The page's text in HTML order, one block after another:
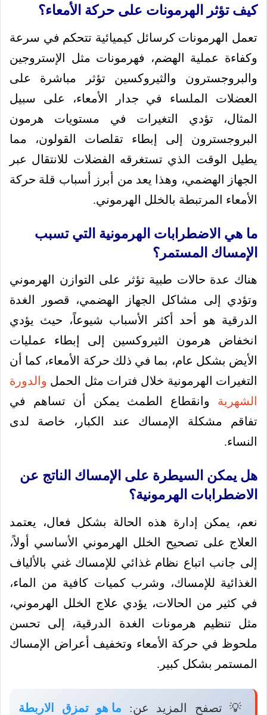
كيف تؤثر الهرمونات على حركة الأمعاء؟
تعمل الهرمونات كرسائل كيميائية تتحكم في سرعة
وكفاءة عملية الهضم، فهرمونات مثل الإستروجين
والبروجسترون والثيروكسين تؤثر مباشرة على
العضلات الملساء في جدار الأمعاء، على سبيل
المثال، تؤدي التغيرات في مستويات هرمون
البروجسترون إلى إبطاء تقلصات القولون، مما
يطيل الوقت الذي تستغرقه الفضلات للانتقال عبر
الجهاز الهضمي، وهذا يعد من أبرز أسباب قلة حركة
الأمعاء المرتبطة بالخلل الهرموني.
ما هي الاضطرابات الهرمونية التي تسبب
الإمساك المستمر؟
هناك عدة حالات طبية تؤثر على التوازن الهرموني
وتؤدي إلى مشاكل الجهاز الهضمي، قصور الغدة
الدرقية هو أحد أكثر الأسباب شيوعاً، حيث يؤدي
انخفاض هرمون الثيروكسين إلى إبطاء عمليات
الأيض بشكل عام، بما في ذلك حركة الأمعاء، كما أن
التغيرات الهرمونية خلال فترات مثل الحمل والدورة
الشهرية وانقطاع الطمث يمكن أن تساهم في
تفاقم مشكلة الإمساك عند الكبار، خاصة لدى
النساء.
هل يمكن السيطرة على الإمساك الناتج عن
الاضطرابات الهرمونية؟
نعم، يمكن إدارة هذه الحالة بشكل فعال، يعتمد
العلاج على تصحيح الخلل الهرموني الأساسي أولاً،
إلى جانب اتباع نظام غذائي للإمساك غني بالألياف
الغذائية للإمساك، وشرب كميات كافية من الماء،
في كثير من الحالات، يؤدي علاج الخلل الهرموني،
مثل تنظيم هرمونات الغدة الدرقية، إلى تحسن
ملحوظ في حركة الأمعاء وتخفيف أعراض الإمساك
المستمر بشكل كبير.
💡 تصفح المزيد عن: ما هو تمزق الاربطة